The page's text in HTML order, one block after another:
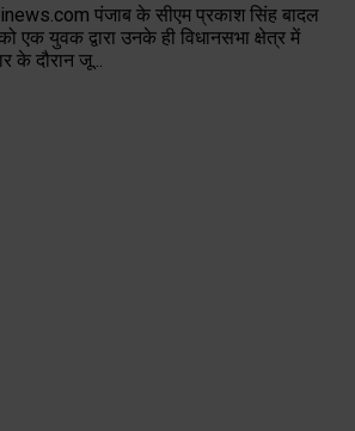
पंजाब के सीएम प्रकाश सिंह बादल
एक युवक द्वारा उनके ही विधानसभा क्षेत्र में
के दौरान जू...